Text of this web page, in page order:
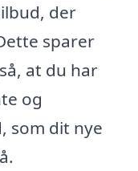
der
sparer
at du har
og
som dit nye